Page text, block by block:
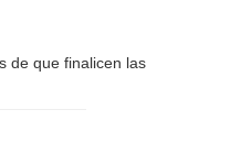
de que finalicen las